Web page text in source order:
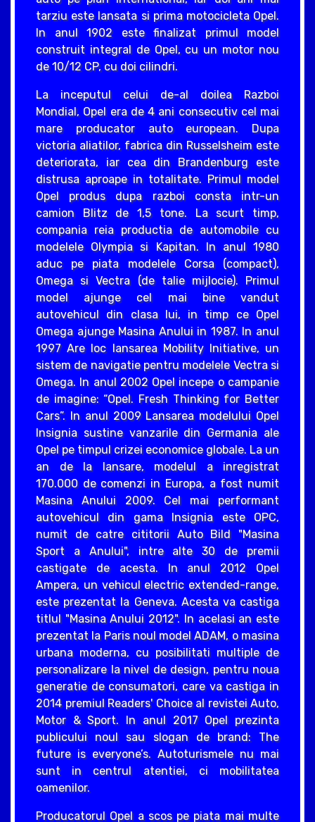
tarziu este lansata si prima motocicleta Opel.
In anul 1902 este finalizat primul model
construit integral de Opel, cu un motor nou
de 10/12 CP, cu doi cilindri.
La inceputul celui de-al doilea Razboi
Mondial, Opel era de 4 ani consecutiv cel mai
mare producator auto european. Dupa
victoria aliatilor, fabrica din Russelsheim este
deteriorata, iar cea din Brandenburg este
distrusa aproape in totalitate. Primul model
Opel produs dupa razboi consta intr-un
camion Blitz de 1,5 tone. La scurt timp,
compania reia productia de automobile cu
modelele Olympia si Kapitan. In anul 1980
aduc pe piata modelele Corsa (compact),
Omega si Vectra (de talie mijlocie). Primul
model ajunge cel mai bine vandut
autovehicul din clasa lui, in timp ce Opel
Omega ajunge Masina Anului in 1987. In anul
1997 Are loc lansarea Mobility Initiative, un
sistem de navigatie pentru modelele Vectra si
Omega. In anul 2002 Opel incepe o campanie
de imagine: “Opel. Fresh Thinking for Better
Cars”. In anul 2009 Lansarea modelului Opel
Insignia sustine vanzarile din Germania ale
Opel pe timpul crizei economice globale. La un
an de la lansare, modelul a inregistrat
170.000 de comenzi in Europa, a fost numit
Masina Anului 2009. Cel mai performant
autovehicul din gama Insignia este OPC,
numit de catre cititorii Auto Bild "Masina
Sport a Anului", intre alte 30 de premii
castigate de acesta. In anul 2012 Opel
Ampera, un vehicul electric extended-range,
este prezentat la Geneva. Acesta va castiga
titlul "Masina Anului 2012". In acelasi an este
prezentat la Paris noul model ADAM, o masina
urbana moderna, cu posibilitati multiple de
personalizare la nivel de design, pentru noua
generatie de consumatori, care va castiga in
2014 premiul Readers' Choice al revistei Auto,
Motor & Sport. In anul 2017 Opel prezinta
publicului noul sau slogan de brand: The
future is everyone’s. Autoturismele nu mai
sunt in centrul atentiei, ci mobilitatea
oamenilor.
Producatorul Opel a scos pe piata mai multe